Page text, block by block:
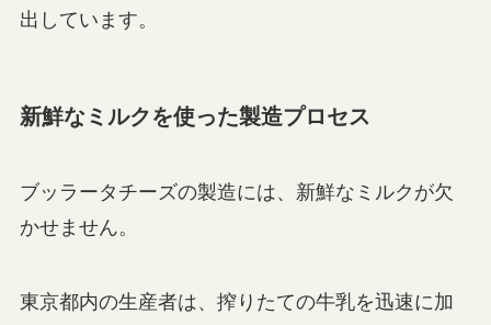
出しています。
新鮮なミルクを使った製造プロセス
ブッラータチーズの製造には、新鮮なミルクが欠
かせません。
東京都内の生産者は、搾りたての牛乳を迅速に加